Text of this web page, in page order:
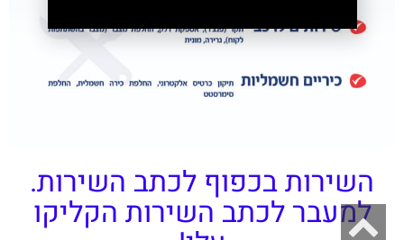
השירות בכפוף לכתב השירות.
למעבר לכתב השירות הקליקו
גלילה